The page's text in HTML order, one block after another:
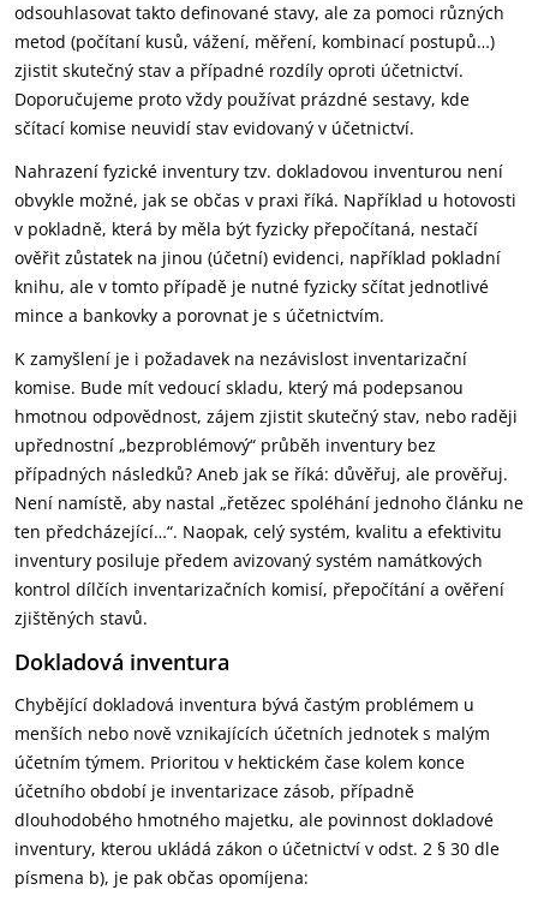
odsouhlasovat takto definované stavy, ale za pomoci různých
metod (počítaní kusů, vážení, měření, kombinací postupů…)
zjistit skutečný stav a případné rozdíly oproti účetnictví.
Doporučujeme proto vždy používat prázdné sestavy, kde
sčítací komise neuvidí stav evidovaný v účetnictví.
Nahrazení fyzické inventury tzv. dokladovou inventurou není
obvykle možné, jak se občas v praxi říká. Například u hotovosti
v pokladně, která by měla být fyzicky přepočítaná, nestačí
ověřit zůstatek na jinou (účetní) evidenci, například pokladní
knihu, ale v tomto případě je nutné fyzicky sčítat jednotlivé
mince a bankovky a porovnat je s účetnictvím.
K zamyšlení je i požadavek na nezávislost inventarizační
komise. Bude mít vedoucí skladu, který má podepsanou
hmotnou odpovědnost, zájem zjistit skutečný stav, nebo raději
upřednostní „bezproblémový“ průběh inventury bez
případných následků? Aneb jak se říká: důvěřuj, ale prověřuj.
Není namístě, aby nastal „řetězec spoléhání jednoho článku ne
ten předcházející…“. Naopak, celý systém, kvalitu a efektivitu
inventury posiluje předem avizovaný systém namátkových
kontrol dílčích inventarizačních komisí, přepočítání a ověření
zjištěných stavů.
Dokladová inventura
Chybějící dokladová inventura bývá častým problémem u
menších nebo nově vznikajících účetních jednotek s malým
účetním týmem. Prioritou v hektickém čase kolem konce
účetního období je inventarizace zásob, případně
dlouhodobého hmotného majetku, ale povinnost dokladové
inventury, kterou ukládá zákon o účetnictví v odst. 2 § 30 dle
písmena b), je pak občas opomíjena: